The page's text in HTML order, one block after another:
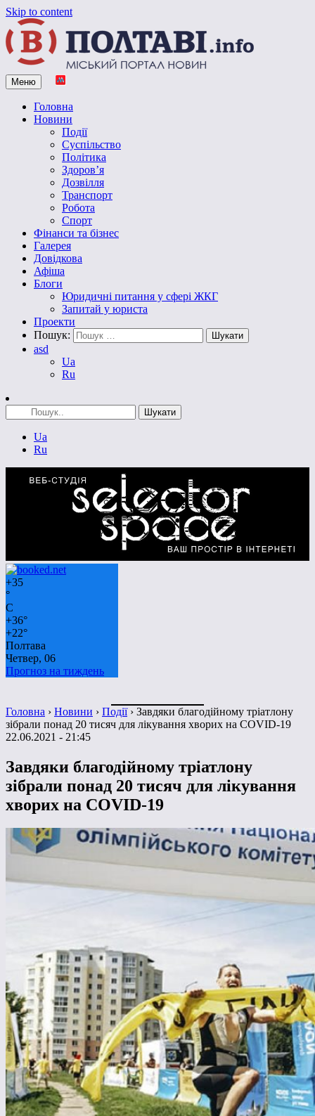
Skip to content
Vpoltave.info
Полтавський портал новин
Меню
Головна
Новини
Події
Суспільство
Політика
Здоров’я
Дозвілля
Транспорт
Робота
Спорт
Фінанси та бізнес
Галерея
Довідкова
Афіша
Блоги
Юридичні питання у сфері ЖКГ
Запитай у юриста
Проекти
Пошук:
asd
Ua
Ru
Ua
Ru
+35
°
C
+36°
+22°
Полтава
Четвер, 06
Прогноз на тиждень
Головна › Новини › Події› Завдяки благодійному тріатлону
зібрали понад 20 тисяч для лікування хворих на COVID-19
22.06.2021 - 21:45
Завдяки благодійному тріатлону
зібрали понад 20 тисяч для лікування
хворих на COVID-19